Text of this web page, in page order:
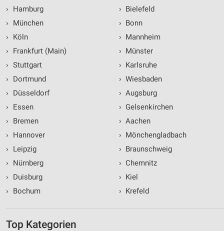
›
Hamburg
›
München
›
Köln
›
Frankfurt (Main)
› Stuttgart
›
Dortmund
›
Düsseldorf
›
Essen
›
Bremen
›
Hannover
›
Leipzig
›
Nürnberg
›
Duisburg
›
Bochum
› Bielefeld
› Bonn
› Mannheim
› Münster
› Karlsruhe
› Wiesbaden
› Augsburg
› Gelsenkirchen
› Aachen
› Mönchengladbach
› Braunschweig
› Chemnitz
› Kiel
› Krefeld
Top Kategorien